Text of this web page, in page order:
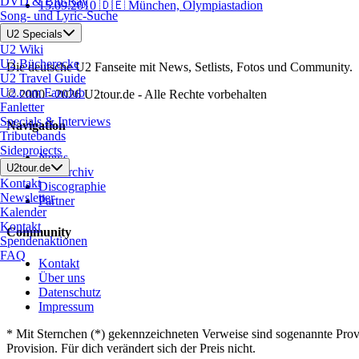
Song- und Lyric-Suche
U2 Specials
U2 Wiki
U2 Bücherecke
U2 Travel Guide
U2.com Fanclub
Fanletter
Specials & Interviews
Tributebands
Sideprojects
U2tour.de
Kontakt
Newsletter
Kalender
Kontakt
Spendenaktionen
FAQ
15.09.2010 🇩🇪 München, Olympiastadion
U2tour.de
Die deutsche U2 Fanseite mit News, Setlists, Fotos und Community.
© 2000 - 2026 U2tour.de - Alle Rechte vorbehalten
Navigation
News
Tourarchiv
Discographie
Partner
Community
Kontakt
Über uns
Datenschutz
Impressum
* Mit Sternchen (*) gekennzeichneten Verweise sind sogenannte
Provision. Für dich verändert sich der Preis nicht.